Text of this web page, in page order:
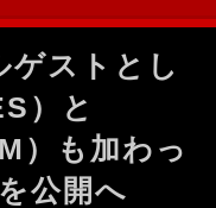
ストとし
）と
）も加わっ
公開へ